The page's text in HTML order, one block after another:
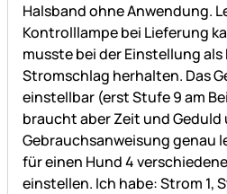
Halsband ohne Anwendung.
Kontrolllampe bei Lieferung
musste bei der Einstellung
Stromschlag herhalten. Das
einstellbar (erst Stufe 9 am
braucht aber Zeit und Geduld
Gebrauchsanweisung genau
für einen Hund 4
einstellen. Ich habe: Strom 1,